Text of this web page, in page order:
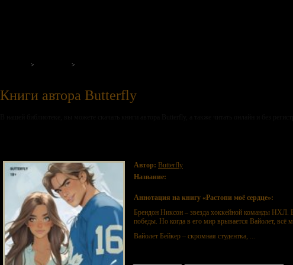
Книги автора Butterfly
Автор: Butterfly
Название:
Аннотация на книгу «Растопи моё сердце»:
Брендон Никсон – звезда хоккейной команды НХЛ.
победы. Но когда в его мир врывается Вайолет, всё
Вайолет Бейкер – скромная студентка, ...